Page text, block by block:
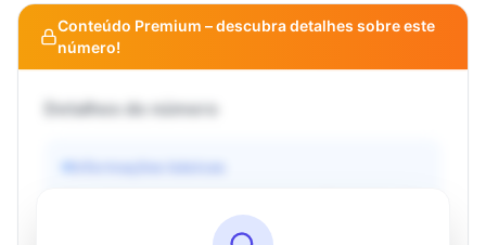
Conteúdo Premium – descubra detalhes sobre este
número!
Detalhes do número
Informações básicas